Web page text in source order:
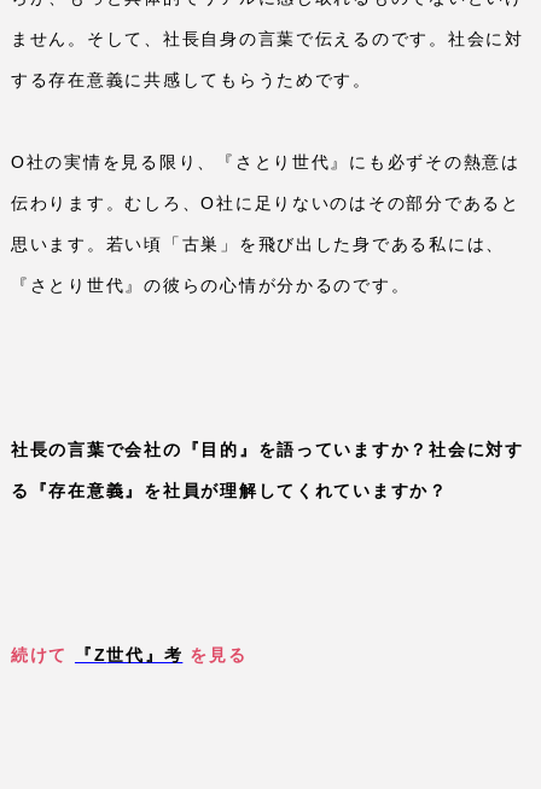
ません。そして、社長自身の言葉で伝えるのです。社会に対
する存在意義に共感してもらうためです。
O社の実情を見る限り、『さとり世代』にも必ずその熱意は
伝わります。むしろ、O社に足りないのはその部分であると
思います。若い頃「古巣」を飛び出した身である私には、
『さとり世代』の彼らの心情が分かるのです。
社長の言葉で会社の『目的』を語っていますか？社会に対す
る『存在意義』を社員が理解してくれていますか？
続けて 『Z世代』考 を見る